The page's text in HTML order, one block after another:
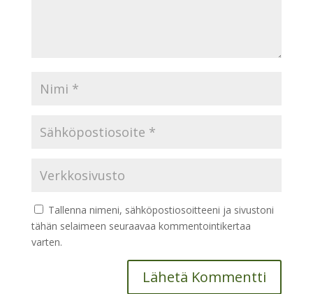
Tallenna nimeni, sähköpostiosoitteeni ja sivustoni
tähän selaimeen seuraavaa kommentointikertaa
varten.